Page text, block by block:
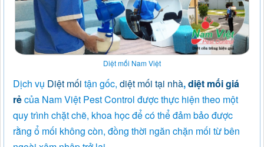
Diệt mối Nam Việt
Dịch vụ Diệt mối tận gốc, diệt mối tại nhà,diệt mối giá
rẻcủa Nam Việt Pest Control được thực hiện theo một
quy trình chặt chẽ, khoa học để có thể đảm bảo được
rằng ổ mối không còn, đồng thời ngăn chặn mối từ bên